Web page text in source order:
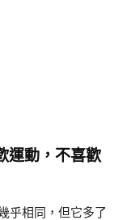
運動，不喜歡
乎相同，但它多了